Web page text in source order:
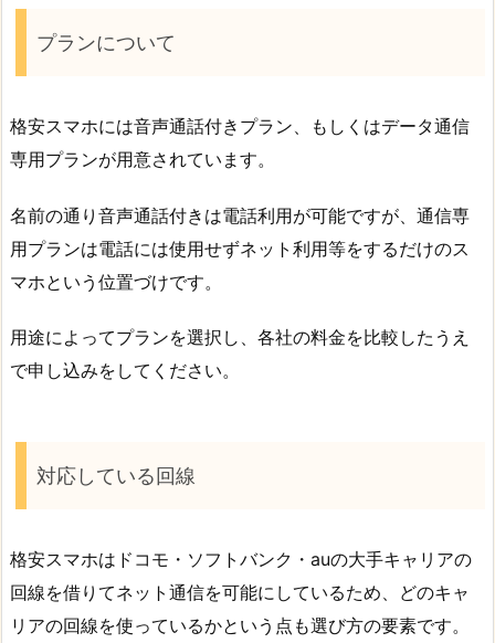
プランについて
格安スマホには音声通話付きプラン、もしくはデータ通信
専用プランが用意されています。
名前の通り音声通話付きは電話利用が可能ですが、通信専
用プランは電話には使用せずネット利用等をするだけのス
マホという位置づけです。
用途によってプランを選択し、各社の料金を比較したうえ
で申し込みをしてください。
対応している回線
格安スマホはドコモ・ソフトバンク・auの大手キャリアの
回線を借りてネット通信を可能にしているため、どのキャ
リアの回線を使っているかという点も選び方の要素です。